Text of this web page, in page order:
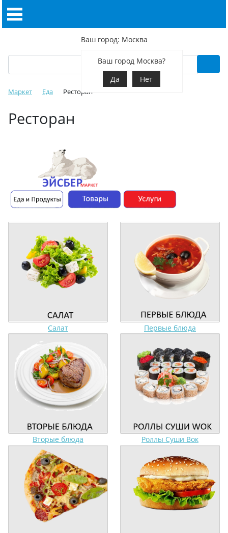
Ваш город: Москва
Ваш город Москва?
Да
Нет
Маркет Еда Ресторан
Ресторан
Салат Первые блюда
Вторые блюда Роллы Суши Вок